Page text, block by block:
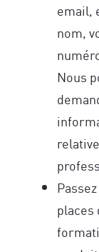
email,
nom,
Nous
places